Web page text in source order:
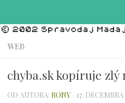
WEB
chyba.sk kopíruje zlý
OD AUTORA: RONY · 17.